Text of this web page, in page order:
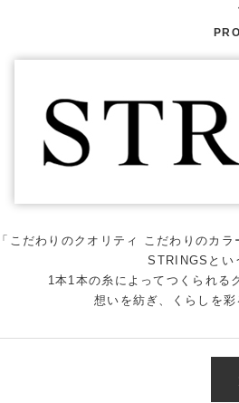
「こだわりのクオリティ こだわりのカ
STRINGSとい
1本1本の糸によってつくられる
想いを紡ぎ、くらしを